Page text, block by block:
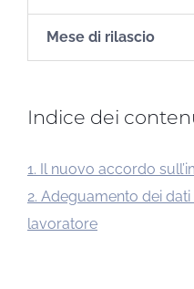
Mese di rilascio
Indice dei
1. Il nuovo accordo
2. Adeguamento dei
lavoratore